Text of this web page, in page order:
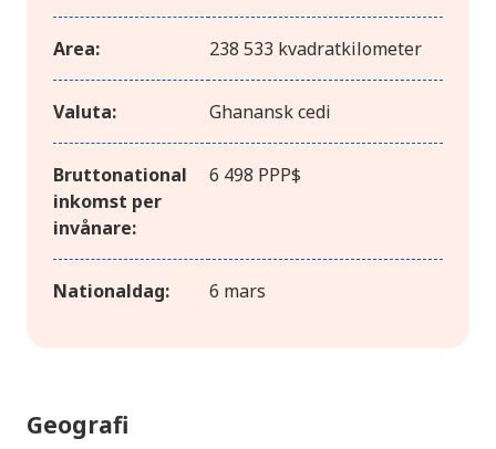
Area: 238 533 kvadratkilometer
Valuta: Ghanansk cedi
Bruttonational
inkomst per
invånare:
6 498 PPP$
Nationaldag: 6 mars
Geografi